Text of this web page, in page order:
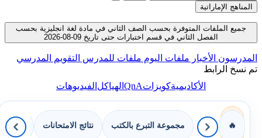
المناهج الإماراتية
جميع الملفات المتوفرة بحسب الصف الثاني في مادة لغة انجليزية بحسب
الفصل الثاني في قسم اختبارات حتى تاريخ 09-08-2026
المدرسون الأخبار ملفات اليوم ملفات للمدرس التقويم المدرسي
تم نسخ الرابط
الأكاديميةكويزاتQnAالهياكلالفيديوهات
🔥 مجموعة التبرع بالكتب نتائج الامتحانات